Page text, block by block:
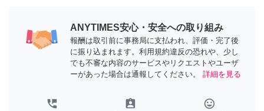
ANYTIMES安心・安全への取り組み
報酬は取引前に事務局に支払われ、評価・完了後
に振り込まれます。利用規約違反の恐れや、少し
でも不審な内容のサービスやリクエストやユーザ
ーがあった場合は通報してください。
詳細を見る
perm_phone_msg assignment_ind tag_faces